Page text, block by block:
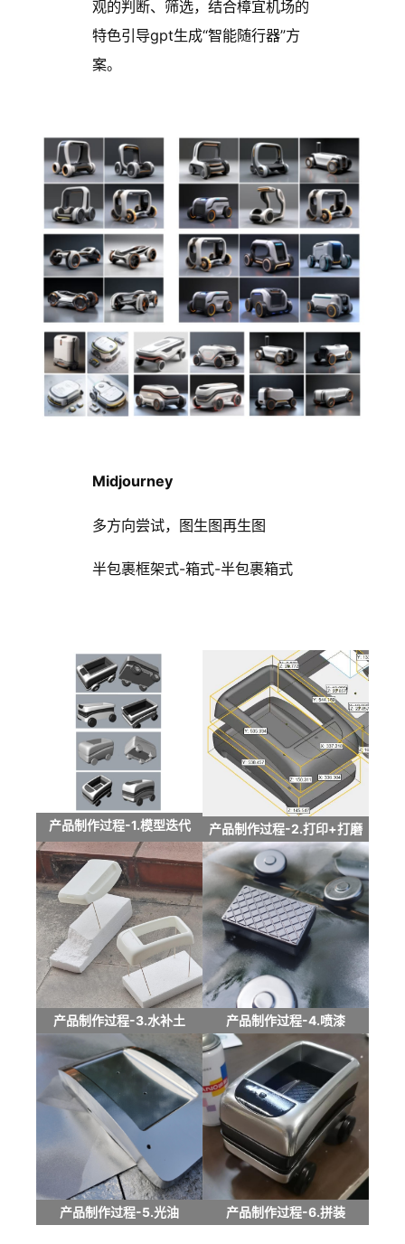
观的判断、筛选，结合樟宜机场的
特色引导gpt生成“智能随行器”方
案。
Midjourney
多方向尝试，图生图再生图
半包裹框架式-箱式-半包裹箱式
产品制作过程-1.模型迭代 产品制作过程-2.打印+打磨
产品制作过程-3.水补土 产品制作过程-4.喷漆
产品制作过程-5.光油 产品制作过程-6.拼装